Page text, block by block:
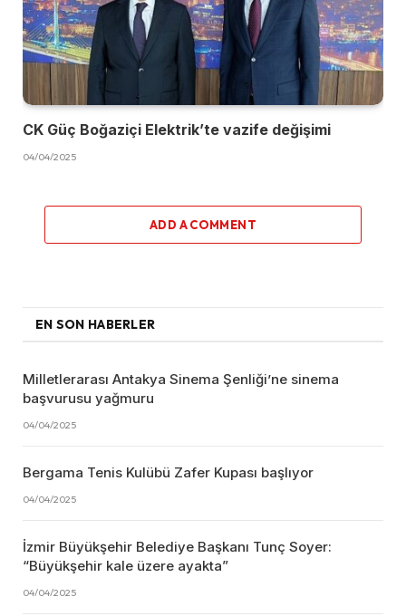
CK Güç Boğaziçi Elektrik’te vazife değişimi
04/04/2025
ADD A COMMENT
EN SON HABERLER
Milletlerarası Antakya Sinema Şenliği’ne sinema
başvurusu yağmuru
04/04/2025
Bergama Tenis Kulübü Zafer Kupası başlıyor
04/04/2025
İzmir Büyükşehir Belediye Başkanı Tunç Soyer:
“Büyükşehir kale üzere ayakta”
04/04/2025